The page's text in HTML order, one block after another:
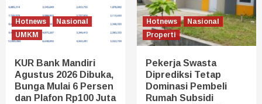
Hotnews
Nasional
UMKM
KUR Bank Mandiri
Agustus 2026 Dibuka,
Bunga Mulai 6 Persen
dan Plafon Rp100 Juta
Hotnews
Nasional
Properti
Pekerja Swasta
Diprediksi Tetap
Dominasi Pembeli
Rumah Subsidi